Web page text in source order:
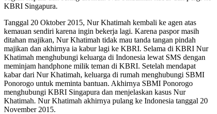
KBRI Singapura.
Tanggal 20 Oktober 2015, Nur Khatimah kembali ke agen atas
kemauan sendiri karena ingin bekerja lagi. Karena paspor masih
ditahan majikan, Nur Khatimah tidak mau tanda tangan pindah
majikan dan akhirnya ia kabur lagi ke KBRI. Selama di KBRI Nur
Khatimah menghubungi keluarga di Indonesia lewat SMS dengan
meminjam handphone milik teman di KBRI. Setelah mendapat
kabar dari Nur Khatimah, keluarga di rumah menghubungi SBMI
Ponorogo untuk meminta bantuan. Akhirnya SBMI Ponorogo
menghubungi KBRI Singapura dan menjelaskan kasus Nur
Khatimah. Nur Khatimah akhirnya pulang ke Indonesia tanggal 20
November 2015.